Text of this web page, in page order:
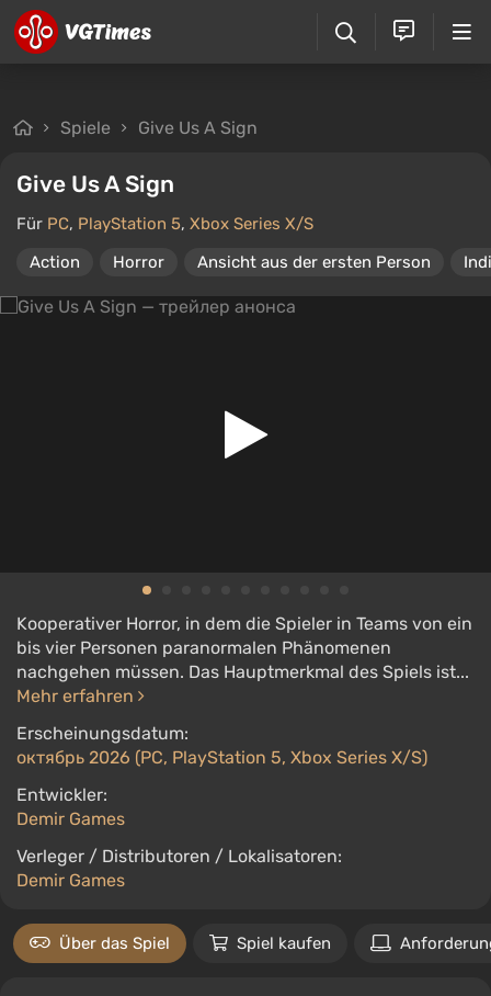
Spiele Give Us A Sign
Give Us A Sign
Für PC, PlayStation 5, Xbox Series X/S
Action
Horror Ansicht aus der ersten Person
Kooperativer Horror, in dem die Spieler in Teams von ein
bis vier Personen paranormalen Phänomenen
nachgehen müssen. Das Hauptmerkmal des Spiels ist...
Mehr erfahren
Erscheinungsdatum:
октябрь 2026 (PC, PlayStation 5, Xbox Series X/S)
Entwickler:
Demir Games
Verleger / Distributoren / Lokalisatoren:
Demir Games
Über das Spiel Spiel kaufen